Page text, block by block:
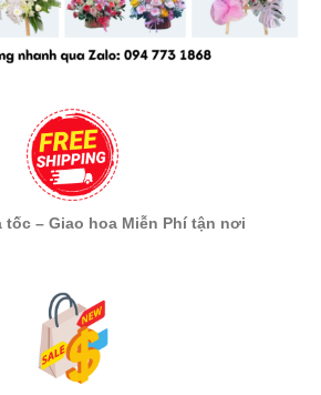
tốc – Giao hoa Miễn Phí tận nơi